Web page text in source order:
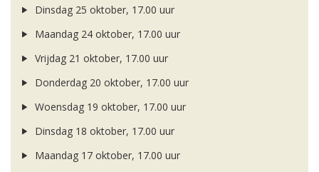
Dinsdag 25 oktober, 17.00 uur
Maandag 24 oktober, 17.00 uur
Vrijdag 21 oktober, 17.00 uur
Donderdag 20 oktober, 17.00 uur
Woensdag 19 oktober, 17.00 uur
Dinsdag 18 oktober, 17.00 uur
Maandag 17 oktober, 17.00 uur